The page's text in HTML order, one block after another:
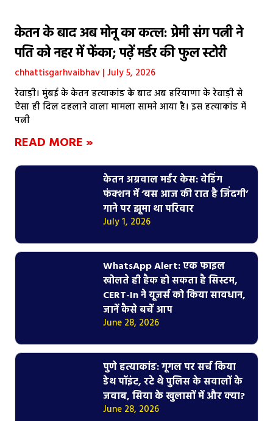
केतन के बाद अब मोनू का कत्ल: प्रेमी संग पत्नी ने
पति को नहर में फेंका; पढ़ें मर्डर की फुल स्टोरी
chhattisgarhvaibhav July 5, 2026
रेवाड़ी। मुंबई के केतन हत्याकांड के बाद अब हरियाणा के रेवाड़ी से
ऐसा ही दिल दहलाने वाला मामला सामने आया है। इस हत्याकांड में
पत्नी
READ MORE »
केतन अग्रवाल मर्डर केस: वेडिंग
फंक्शन में ‘बस आज की रात है जिंदगी’
गाने पर झूमा था परिवार
July 1, 2026
WhatsApp Alert: एक फाइल
खोलते ही हैक हो सकता है सिस्टम,
CERT-In ने यूजर्स को किया सावधान,
जानें कैसे बचें आप
June 28, 2026
पुणे हत्याकांड: गूगल पर सर्च किया
डेथ पॉइंट, रटे थे पुलिस के सवालों के
जवाब, सिया के खुलासों में और क्या?
June 28, 2026